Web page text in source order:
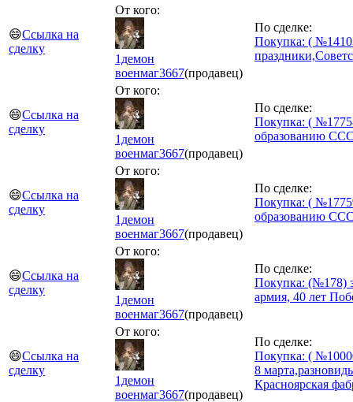
😄Ссылка на
сделку
От кого:
1демон
военмаг3667(продавец)
По сделке:
Покупка: (
😄Ссылка на
сделку
От кого:
1демон
военмаг3667(продавец)
По сделке:
Покупка: (
образованию
😄Ссылка на
сделку
От кого:
1демон
военмаг3667(продавец)
По сделке:
Покупка: (
образованию
😄Ссылка на
сделку
От кого:
1демон
военмаг3667(продавец)
По сделке:
Покупка: (№178)
армия, 40 лет
😄Ссылка на
сделку
От кого:
1демон
военмаг3667(продавец)
По сделке:
Покупка: (
8
Красноярская